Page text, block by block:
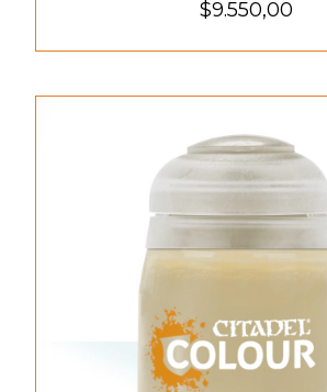
$9.550,00